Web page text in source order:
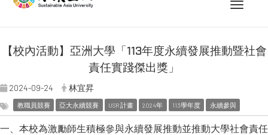
Toggle
【校內活動】亞洲大學「113年度永續發展推動暨社會
責任實踐傑出獎」
2024-09-24 林宜昇
教職員競賽 亞大永續競賽 USR 計畫 2024年 113學年度 永續參與
一、本校為激勵師生積極參與永續發展推動並推動大學社會責任